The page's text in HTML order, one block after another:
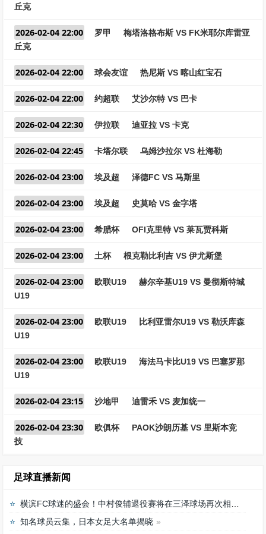
丘克
2026-02-04 22:00 罗甲
梅塔洛格布斯 VS FK米耶尔库雷亚
丘克
2026-02-04 22:00 球会友谊 热尼斯 VS 喀山红宝石
2026-02-04 22:00 约超联 艾沙尔特 VS 巴卡
2026-02-04 22:30 伊拉联 迪亚拉 VS 卡克
2026-02-04 22:45 卡塔尔联 乌姆沙拉尔 VS 杜海勒
2026-02-04 23:00 埃及超 泽德FC VS 马斯里
2026-02-04 23:00 埃及超 史莫哈 VS 金字塔
2026-02-04 23:00 希腊杯 OFI克里特 VS 莱瓦贾科斯
2026-02-04 23:00 土杯 根克勒比利吉 VS 伊尤斯堡
2026-02-04 23:00 欧联U19
赫尔辛基U19 VS 曼彻斯特城
U19
2026-02-04 23:00 欧联U19
比利亚雷尔U19 VS 勒沃库森
U19
2026-02-04 23:00 欧联U19
海法马卡比U19 VS 巴塞罗那
U19
2026-02-04 23:15 沙地甲 迪雷禾 VS 麦加统一
2026-02-04 23:30 欧俱杯
PAOK沙朗历基 VS 里斯本竞
技
足球直播新闻
横滨FC球迷的盛会！中村俊辅退役赛将在三泽球场再次相聚
知名球员云集，日本女足大名单揭晓